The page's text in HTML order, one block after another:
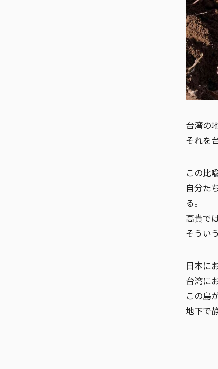
台湾の
それを
この比
自分た
る。
高貴で
そうい
日本に
台湾に
この島
地下で